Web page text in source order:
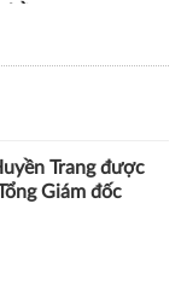
Trang được
Giám đốc